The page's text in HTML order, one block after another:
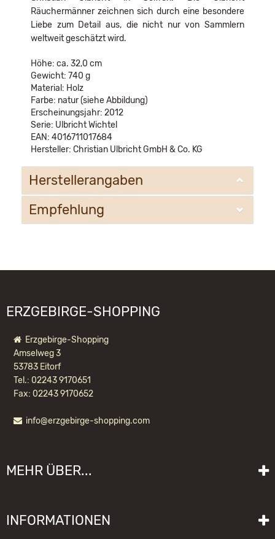
Räuchermänner zeichnen sich durch eine besondere
Liebe zum Detail aus, die nicht nur von Sammlern
weltweit geschätzt wird.
Höhe: ca. 32,0 cm
Gewicht: 740 g
Material: Holz
Farbe: natur (siehe Abbildung)
Erscheinungsjahr: 2012
Serie: Ulbricht Wichtel
EAN: 4016711017684
Hersteller: Christian Ulbricht GmbH & Co. KG
Herstellerangaben
Christian Ulbricht GmbH & Co. KG
Empfehlung
ERZGEBIRGE-SHOPPING
Erzgebirge-Shopping
Amselweg 3
53783 Eitorf
Tel.: 02243 9170651
Fax: 02243 9170652
info@erzgebirge-shopping.com
MEHR ÜBER...
Lieferzeit
INFORMATIONEN